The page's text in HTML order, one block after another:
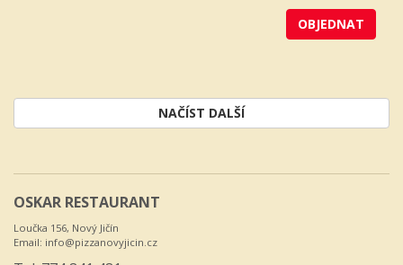
OBJEDNAT
NAČÍST DALŠÍ
OSKAR RESTAURANT
Loučka 156, Nový Jičín
Email: info@pizzanovyjicin.cz